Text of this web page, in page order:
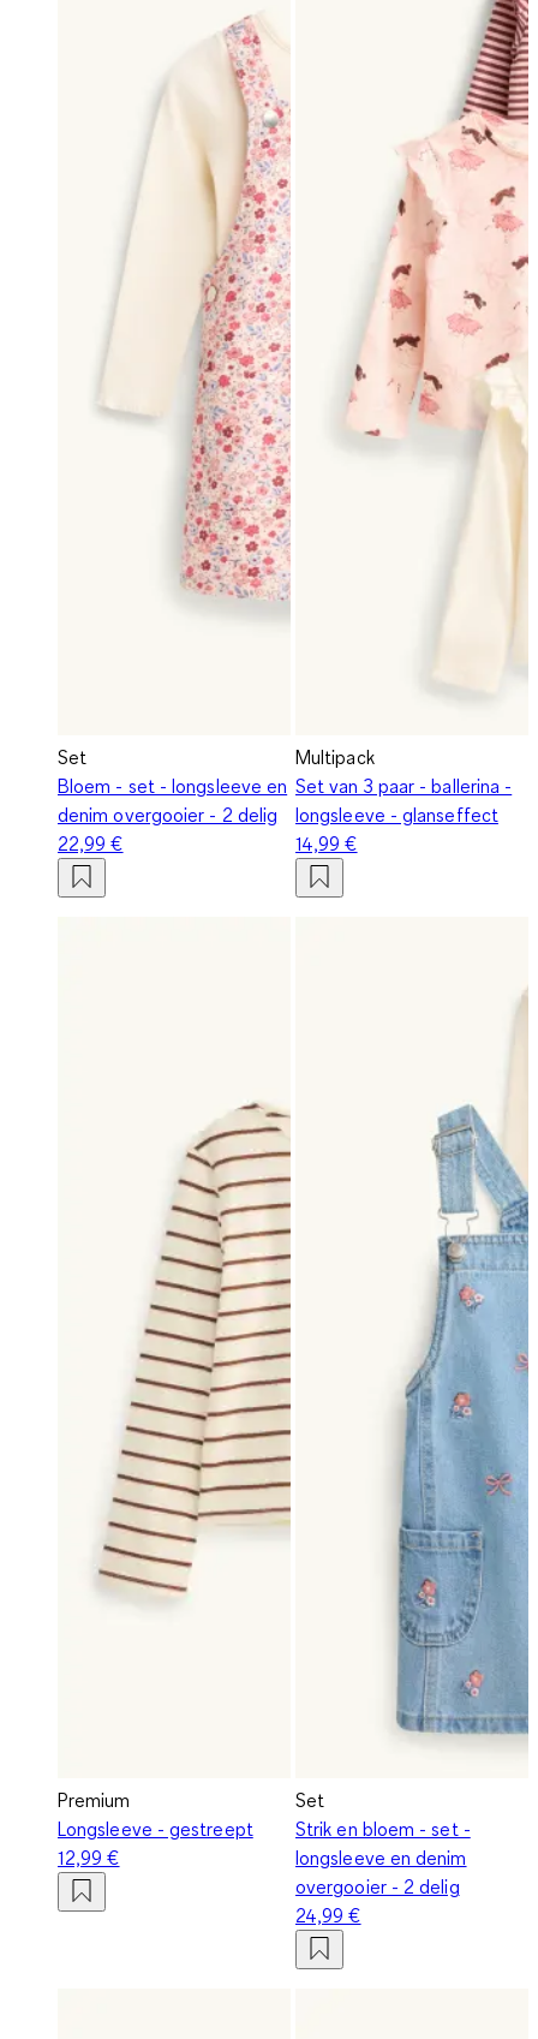
Set
Bloem - set - longsleeve en
denim overgooier - 2 delig
22,99 €
Multipack
Set van 3 paar - ballerina -
longsleeve - glanseffect
14,99 €
Premium
Longsleeve - gestreept
12,99 €
Set
Strik en bloem - set -
longsleeve en denim
overgooier - 2 delig
24,99 €